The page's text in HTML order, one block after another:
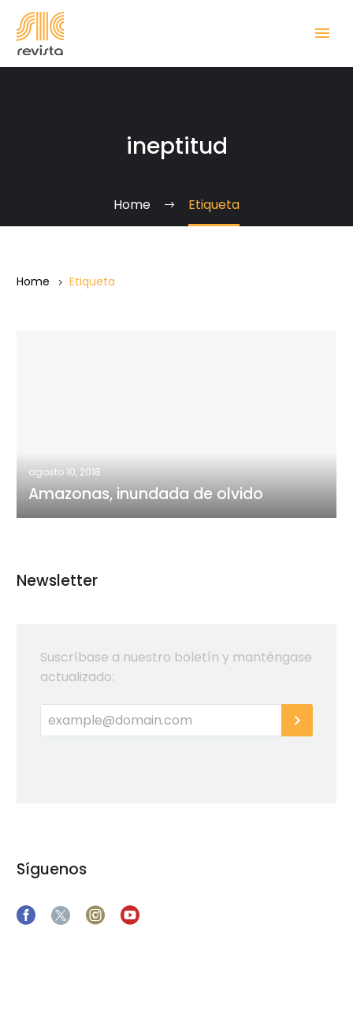
ineptitud
Home Etiqueta
Home Etiqueta
agosto 10, 2018
Amazonas, inundada de olvido
Newsletter
Suscríbase a nuestro boletín y manténgase
actualizado:
Síguenos